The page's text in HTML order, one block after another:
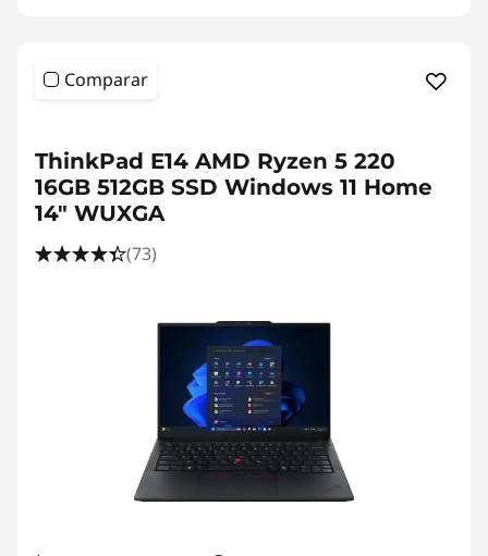
Comparar
ThinkPad E14 AMD Ryzen 5 220
16GB 512GB SSD Windows 11 Home
14" WUXGA
(73)